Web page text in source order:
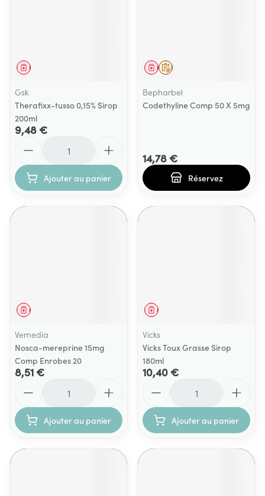
Médicament
Gsk
Therafixx-tusso 0,15% Sirop
200ml
9,48 €
Ajouter au panier
Sur prescription
Médicament
Bepharbel
Codethyline Comp 50 X 5mg
14,78 €
Réservez
Médicament
Vemedia
Nosca-mereprine 15mg
Comp Enrobes 20
8,51 €
Ajouter au panier
Médicament
Vicks
Vicks Toux Grasse Sirop
180ml
10,40 €
Ajouter au panier